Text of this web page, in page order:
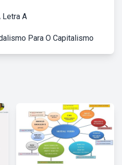
Letra A
Para O Capitalismo